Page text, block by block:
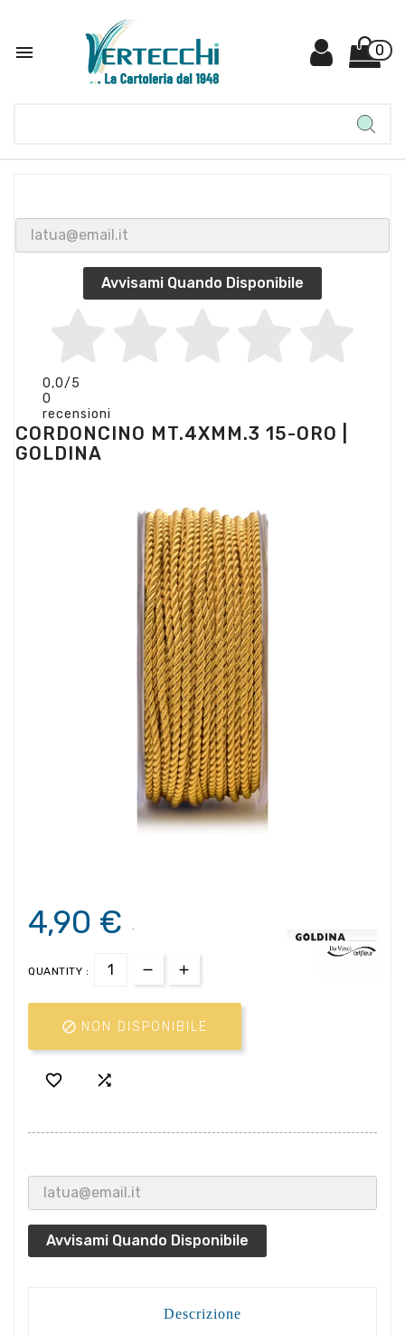
 0
Avvisami Quando Disponibile
0,0/5
0
recensioni
CORDONCINO MT.4XMM.3 15-ORO |
GOLDINA
4,90 € .
QUANTITY :
 NON DISPONIBILE
 
Avvisami Quando Disponibile
Descrizione